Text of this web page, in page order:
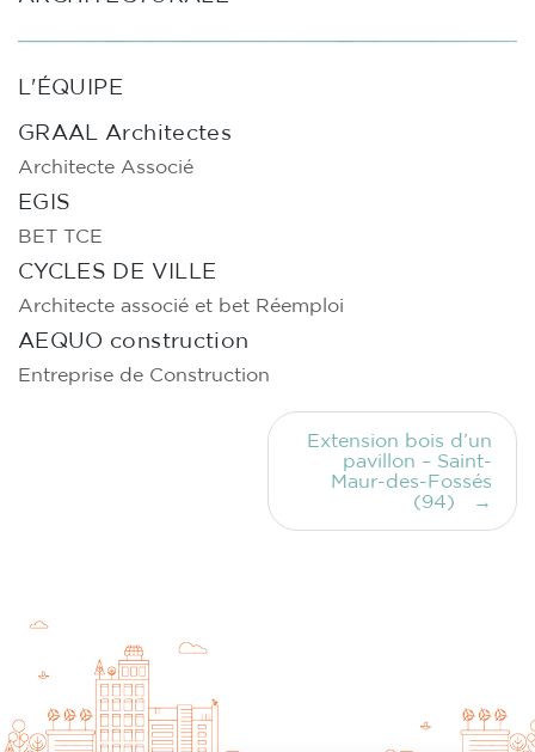
L'ÉQUIPE
GRAAL Architectes
Architecte Associé
EGIS
BET TCE
CYCLES DE VILLE
Architecte associé et bet Réemploi
AEQUO construction
Entreprise de Construction
Extension bois d’un
pavillon – Saint-
Maur-des-Fossés
(94)